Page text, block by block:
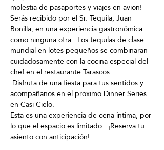
molestia de pasaportes y viajes en avión!
Serás recibido por el Sr. Tequila, Juan
Bonilla, en una experiencia gastronómica
como ninguna otra.  Los tequilas de clase
mundial en lotes pequeños se combinarán
cuidadosamente con la cocina especial del
chef en el restaurante Tarascos.
acompáñanos en el próximo Dinner Series
en Casi Cielo.
Esta es una experiencia de cena íntima, por
lo que el espacio es limitado.  ¡Reserva tu
asiento con anticipación!